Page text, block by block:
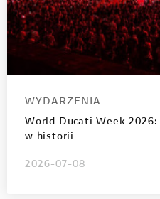
WYDARZENIA
World Ducati Week
w historii
2026-07-08